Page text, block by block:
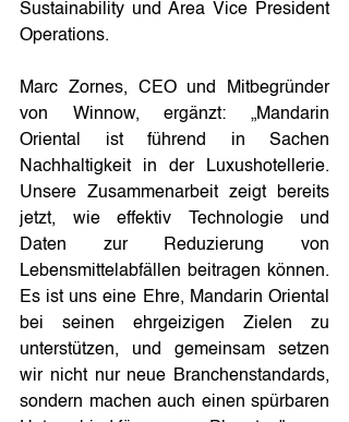
Sustainability und Area Vice President
Operations.
Marc Zornes, CEO und Mitbegründer
von Winnow, ergänzt: „Mandarin
Oriental ist führend in Sachen
Nachhaltigkeit in der Luxushotellerie.
Unsere Zusammenarbeit zeigt bereits
jetzt, wie effektiv Technologie und
Daten zur Reduzierung von
Lebensmittelabfällen beitragen können.
Es ist uns eine Ehre, Mandarin Oriental
bei seinen ehrgeizigen Zielen zu
unterstützen, und gemeinsam setzen
wir nicht nur neue Branchenstandards,
sondern machen auch einen spürbaren